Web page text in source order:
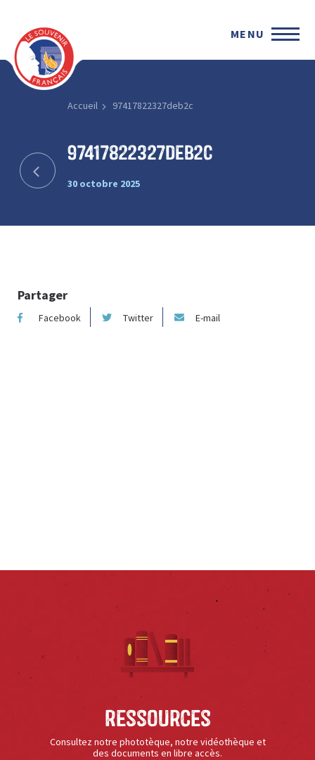
MENU
Accueil 97417822327deb2c
97417822327deb2c
30 octobre 2025
Partager
Facebook Twitter E-mail
Ressources
Consultez notre phototèque, notre vidéothèque et
des documents en libre accès.